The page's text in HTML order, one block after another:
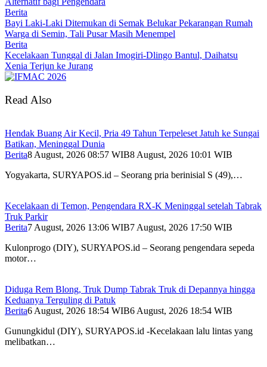
Berita
Bayi Laki-Laki Ditemukan di Semak Belukar Pekarangan Rumah
Warga di Semin, Tali Pusar Masih Menempel
Berita
Kecelakaan Tunggal di Jalan Imogiri-Dlingo Bantul, Daihatsu
Xenia Terjun ke Jurang
Read Also
Hendak Buang Air Kecil, Pria 49 Tahun Terpeleset Jatuh ke Sungai
Batikan, Meninggal Dunia
Berita8 August, 2026 08:57 WIB8 August, 2026 10:01 WIB
Yogyakarta, SURYAPOS.id – Seorang pria berinisial S (49),…
Kecelakaan di Temon, Pengendara RX-K Meninggal setelah Tabrak
Truk Parkir
Berita7 August, 2026 13:06 WIB7 August, 2026 17:50 WIB
Kulonprogo (DIY), SURYAPOS.id – Seorang pengendara sepeda
motor…
Diduga Rem Blong, Truk Dump Tabrak Truk di Depannya hingga
Keduanya Terguling di Patuk
Berita6 August, 2026 18:54 WIB6 August, 2026 18:54 WIB
Gunungkidul (DIY), SURYAPOS.id -Kecelakaan lalu lintas yang
melibatkan…